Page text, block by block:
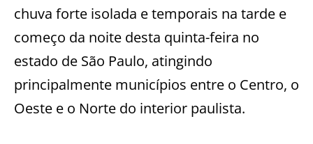
chuva forte isolada e temporais na tarde e
começo da noite desta quinta-feira no
estado de São Paulo, atingindo
principalmente municípios entre o Centro, o
Oeste e o Norte do interior paulista.